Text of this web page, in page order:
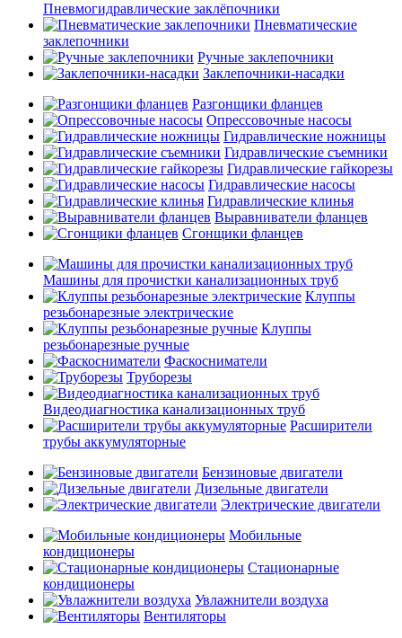
Пневмогидравлические заклёпочники
Пневматические
заклепочники
Ручные заклепочники
Заклепочники-насадки
Разгонщики фланцев
Опрессовочные насосы
Гидравлические ножницы
Гидравлические съемники
Гидравлические гайкорезы
Гидравлические насосы
Гидравлические клинья
Выравниватели фланцев
Сгонщики фланцев
Машины для прочистки канализационных труб
Клуппы
резьбонарезные электрические
Клуппы
резьбонарезные ручные
Фаскосниматели
Труборезы
Видеодиагностика канализационных труб
Расширители
трубы аккумуляторные
Бензиновые двигатели
Дизельные двигатели
Электрические двигатели
Мобильные
кондиционеры
Стационарные
кондиционеры
Увлажнители воздуха
Вентиляторы